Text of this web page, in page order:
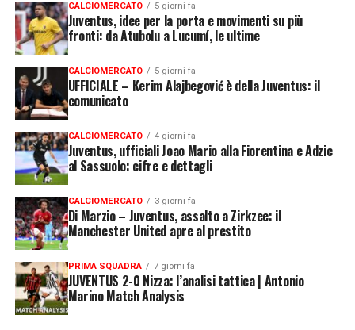
CALCIOMERCATO 5 giorni fa
Juventus, idee per la porta e movimenti su più
fronti: da Atubolu a Lucumí, le ultime
CALCIOMERCATO 5 giorni fa
UFFICIALE – Kerim Alajbegović è della Juventus: il
comunicato
CALCIOMERCATO 4 giorni fa
Juventus, ufficiali Joao Mario alla Fiorentina e Adzic
al Sassuolo: cifre e dettagli
CALCIOMERCATO 3 giorni fa
Di Marzio – Juventus, assalto a Zirkzee: il
Manchester United apre al prestito
PRIMA SQUADRA 7 giorni fa
JUVENTUS 2-0 Nizza: l’analisi tattica | Antonio
Marino Match Analysis